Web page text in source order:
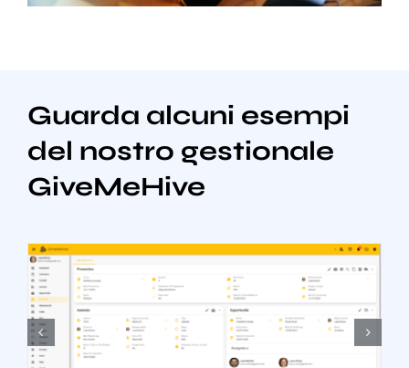
Guarda alcuni esempi
del nostro gestionale
GiveMeHive